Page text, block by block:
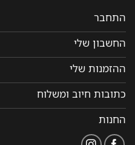
התחבר
החשבון שלי
ההזמנות שלי
כתובות חיוב ומשלוח
החנות